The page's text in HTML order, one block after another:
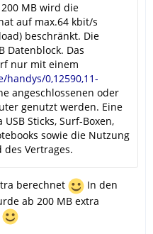
MB wird die
auf max.64 kbit/s
beschränkt. Die
Datenblock. Das
nur mit einem
0,12590,11-
angeschlossenen oder
genutzt werden. Eine
Sticks, Surf-Boxen,
sowie die Nutzung
des Vertrages.
berechnet
In den
ab 200 MB extra